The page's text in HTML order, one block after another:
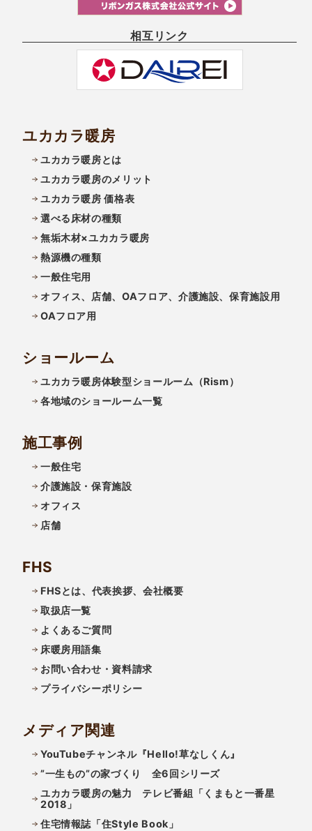
相互リンク
ユカカラ暖房
ユカカラ暖房とは
ユカカラ暖房のメリット
ユカカラ暖房 価格表
選べる床材の種類
無垢木材×ユカカラ暖房
熱源機の種類
一般住宅用
オフィス、店舗、OAフロア、介護施設、保育施設用
OAフロア用
ショールーム
ユカカラ暖房体験型ショールーム（Rism）
各地域のショールーム一覧
施工事例
一般住宅
介護施設・保育施設
オフィス
店舗
FHS
FHSとは、代表挨拶、会社概要
取扱店一覧
よくあるご質問
床暖房用語集
お問い合わせ・資料請求
プライバシーポリシー
メディア関連
YouTubeチャンネル『Hello!草なしくん』
”一生もの”の家づくり 全6回シリーズ
ユカカラ暖房の魅力 テレビ番組「くまもと一番星
2018」
住宅情報誌「住Style Book」